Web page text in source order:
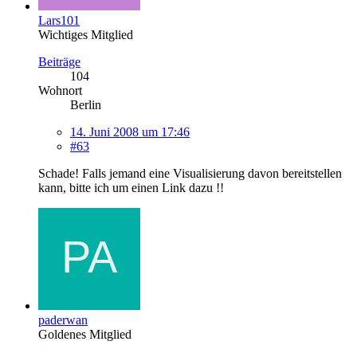
Lars101
Wichtiges Mitglied
Beiträge
104
Wohnort
Berlin
14. Juni 2008 um 17:46
#63
Schade! Falls jemand eine Visualisierung davon bereitstellen
kann, bitte ich um einen Link dazu !!
paderwan
Goldenes Mitglied